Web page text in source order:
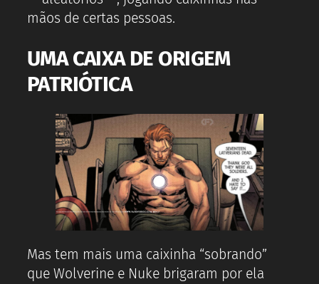
mãos de certas pessoas.
UMA CAIXA DE ORIGEM
PATRIÓTICA
Mas tem mais uma caixinha “sobrando”
que Wolverine e Nuke brigaram por ela